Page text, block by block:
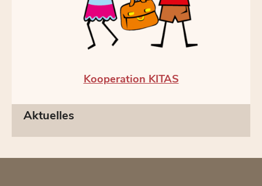
Kooperation KITAS
Aktuelles